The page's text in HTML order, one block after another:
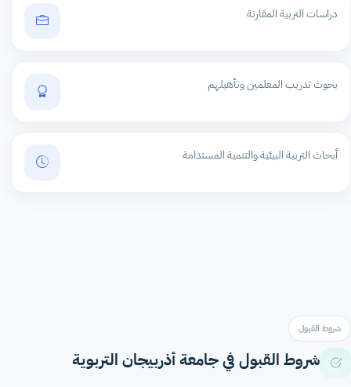
دراسات التربية المقارنة
بحوث تدريب المعلمين وتأهيلهم
أبحاث التربية البيئية والتنمية المستدامة
شروط القبول
شروط القبول في جامعة أذربيجان التربوية